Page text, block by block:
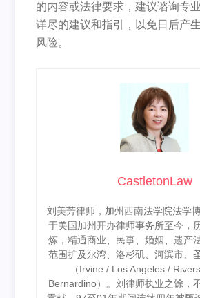
的内容或法律要求，建议谘询专
详尽的建议和指引，以免日后产
风险。
CastletonLaw
刘美芳律师，加州西南法学院法学
于美国加州开办律师事务所至今，
炼，精通商业、民事、婚姻、遗产
范围扩及尔湾、洛杉矶、河滨市、
（Irvine / Los Angeles /
Bernardino）。刘律师执业之馀，